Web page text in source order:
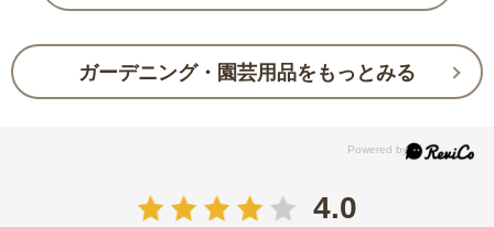
ガーデニング・園芸用品をもっとみる
4.0